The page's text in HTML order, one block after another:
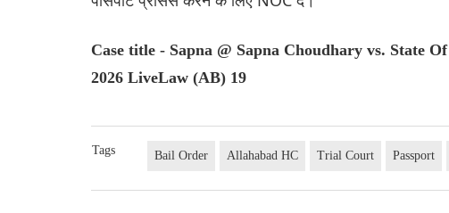
Case title - Sapna @ Sapna Choudhary vs. State
2026 LiveLaw (AB) 19
Tags Bail Order Allahabad HC Trial Court Passport